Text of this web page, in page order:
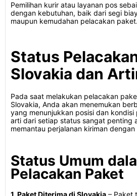
Pemilihan kurir atau layanan pos
dengan kebutuhan, baik dari segi
maupun kemudahan pelacakan paket.
Status
Slovakia dan
Pada saat melakukan pelacakan
Slovakia, Anda akan menemukan
yang menunjukkan posisi dan kondisi
arti dari setiap status sangat penting
memantau perjalanan kiriman
Status Umum
Pelacakan Paket
1. Paket Diterima di Slovakia – Paket